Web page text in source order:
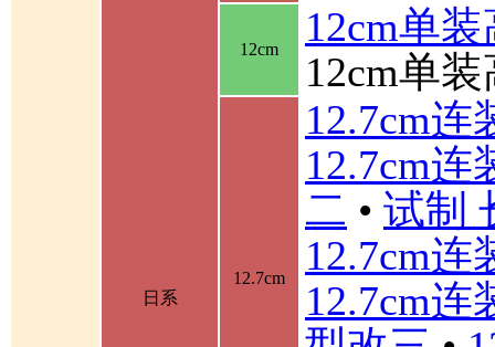
日系
12cm
12cm单
12cm单
12.7cm
12.7cm连
12.7cm连
二 • 试制
12.7cm连
12.7cm连